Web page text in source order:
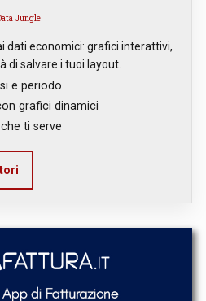
Jungle
dati economici: grafici interattivi,
di salvare i tuoi layout.
e periodo
grafici dinamici
ti serve